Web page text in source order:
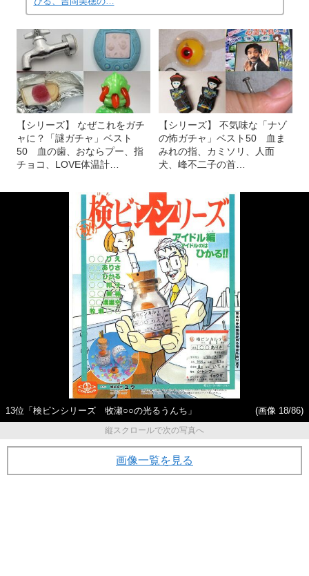
【シリーズ】 なぜこれをガチ
ャに？「謎ガチャ」ベスト
50 血の歯、おならプー、指
チョコ、LOVE体温計…
【シリーズ】 不気味な「ナゾ
の怖ガチャ」ベスト50 血ま
みれの指、カミソリ、人面
犬、峰不二子の首…
13位「検ビンシリーズ 牧瀬○○の光るうんち」
(画像 18/86)
縦スクロールで次の写真へ
画像一覧を見る